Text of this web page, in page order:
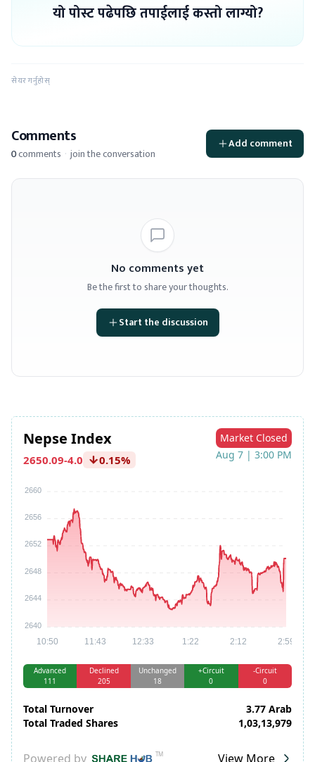
यो पोस्ट पढेपछि तपाईलाई कस्तो लाग्यो?
सेयर गर्नुहोस्
Comments
0comments · join the conversation
Add comment
No comments yet
Be the first to share your thoughts.
Start the discussion